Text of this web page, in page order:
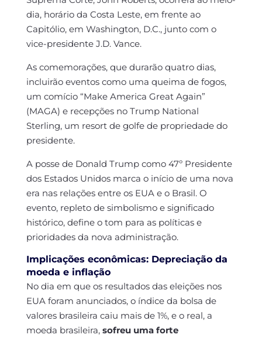
dia, horário da Costa Leste, em frente ao
Capitólio, em Washington, D.C., junto com o
vice-presidente J.D. Vance.
As comemorações, que durarão quatro dias,
incluirão eventos como uma queima de fogos,
um comício “Make America Great Again”
(MAGA) e recepções no Trump National
Sterling, um resort de golfe de propriedade do
presidente.
A posse de Donald Trump como 47º Presidente
dos Estados Unidos marca o início de uma nova
era nas relações entre os EUA e o Brasil. O
evento, repleto de simbolismo e significado
histórico, define o tom para as políticas e
prioridades da nova administração.
Implicações econômicas: Depreciação da
moeda e inflação
No dia em que os resultados das eleições nos
EUA foram anunciados, o índice da bolsa de
valores brasileira caiu mais de 1%, e o real, a
moeda brasileira, sofreu uma forte